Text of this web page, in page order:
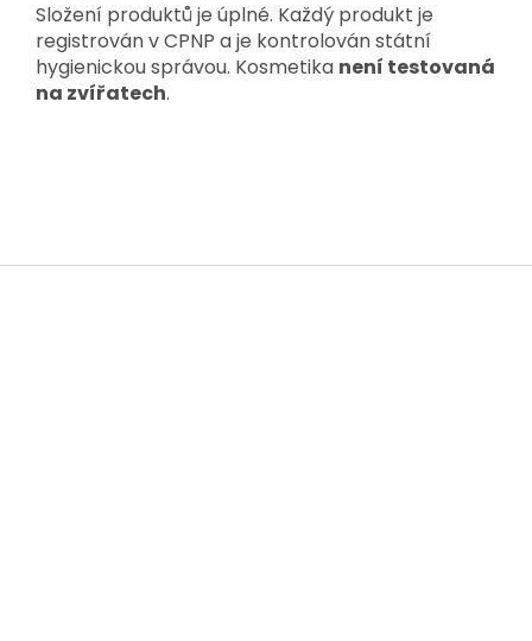
Složení produktů je úplné. Každý produkt je
registrován v CPNP a je kontrolován státní
hygienickou správou. Kosmetika není testovaná
na zvířatech.
Z